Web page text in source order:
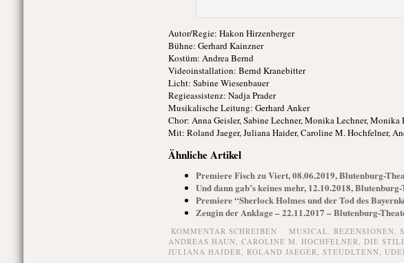
Autor/Regie: Hakon Hirzenberger
Bühne: Gerhard Kainzner
Kostüm: Andrea Bernd
Videoinstallation: Bernd Kranebitter
Licht: Sabine Wiesenbauer
Regieassistenz: Nadja Prader
Musikalische Leitung: Gerhard Anker
Chor: Anna Geisler, Sabine Lechner, Monika Lechner,
Mit: Roland Jaeger, Juliana Haider, Caroline M. Hochfelner,
Ähnliche Artikel
Premiere Fisch zu Viert, 08.06.2019, Blutenburg-
Und dann gab’s keines mehr, 12.10.2018,
Premiere “Sherlock Holmes und der Tod des
Zeugin der Anklage – 22.11.2017 – Blutenburg-
KOMMENTAR SCHREIBEN MUSICAL, REZENSIONEN,
ANDREAS HAUN, CAROLINE M. HOCHFELNER, DIE
JULIANA HAIDER, ROLAND JAEGER, STEUDLTENN,